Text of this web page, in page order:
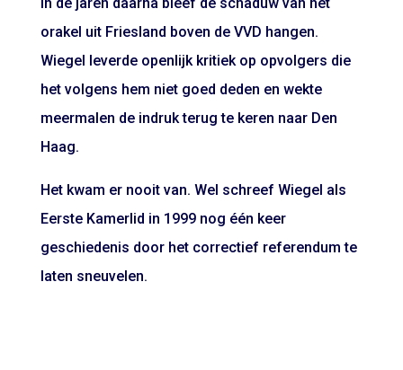
orakel uit Friesland boven de VVD hangen.
Wiegel leverde openlijk kritiek op opvolgers die
het volgens hem niet goed deden en wekte
meermalen de indruk terug te keren naar Den
Haag.
Het kwam er nooit van. Wel schreef Wiegel als
Eerste Kamerlid in 1999 nog één keer
geschiedenis door het correctief referendum te
laten sneuvelen.